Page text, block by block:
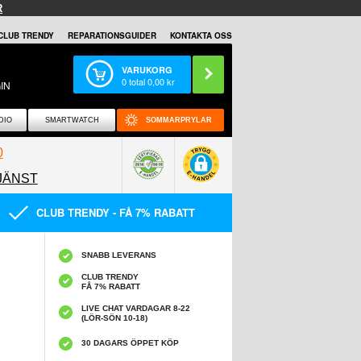
TRENDY REPARATIONSGUIDER KONTAKTA OSS
VARUKORG
0total0,00kr
SMARTWATCH SOMMARPRYLAR
CLUB TRENDY - FÅ 7% RABATT
SNABB LEVERANS
CLUB TRENDY
FÅ 7% RABATT
LIVE CHAT VARDAGAR 8-22
(LÖR-SÖN 10-18)
30 DAGARS ÖPPET KÖP